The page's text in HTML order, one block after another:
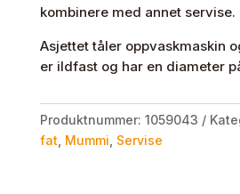
kombinere med annet servise.
Asjettet tåler oppvaskmaskin
er ildfast og har en diameter
Produktnummer: 1059043
fat Mummi Servise